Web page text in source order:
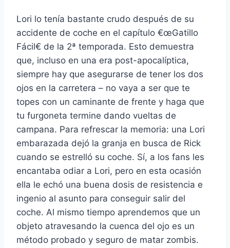
Lori lo tení­a bastante crudo después de su
accidente de coche en el capí­tulo €œGatillo
Fácil€ de la 2ª temporada. Esto demuestra
que, incluso en una era post-apocalí­ptica,
siempre hay que asegurarse de tener los dos
ojos en la carretera – no vaya a ser que te
topes con un caminante de frente y haga que
tu furgoneta termine dando vueltas de
campana. Para refrescar la memoria: una Lori
embarazada dejó la granja en busca de Rick
cuando se estrelló su coche. Sí­, a los fans les
encantaba odiar a Lori, pero en esta ocasión
ella le echó una buena dosis de resistencia e
ingenio al asunto para conseguir salir del
coche. Al mismo tiempo aprendemos que un
objeto atravesando la cuenca del ojo es un
método probado y seguro de matar zombis.